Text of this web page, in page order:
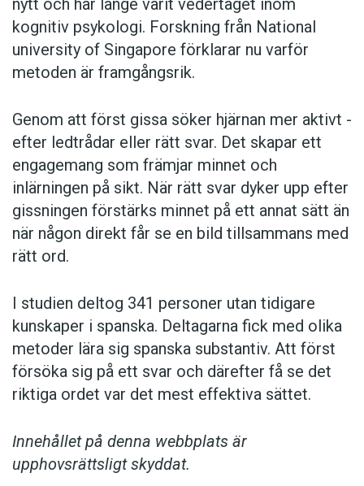
nytt och har länge varit vedertaget inom
kognitiv psykologi. Forskning från National
university of Singa­pore förklarar nu varför
metoden är framgångsrik.
Genom att först gissa ­söker hjärnan mer aktivt ­
efter ledtrådar eller rätt svar. Det skapar ett
engagemang som främjar minnet och
inlärningen på sikt. När rätt svar dyker upp efter
gissningen förstärks minnet på ett annat sätt än
när någon direkt får se en bild tillsammans med
rätt ord.
I studien deltog 341 personer utan tidigare
kunskaper i spanska. Deltagarna fick med olika
metoder lära sig spanska substantiv. Att först
försöka sig på ett svar och därefter få se det
riktiga ordet var det mest effektiva sättet.
Innehållet på denna webbplats är
upphovsrättsligt skyddat.